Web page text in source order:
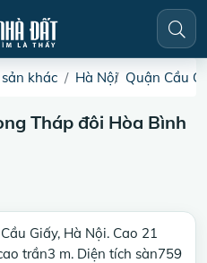
khác Hà Nội Quận Cầu
Tháp đôi Hòa Bình
Giấy, Hà Nội. Cao 21
trần3 m. Diện tích sàn759